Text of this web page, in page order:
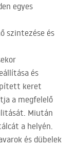
egyes
szintezése és
és
keret
a megfelelő
Miután
a helyén.
és dübelek